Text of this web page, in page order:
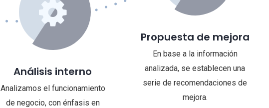
Análisis interno
Analizamos el funcionamiento
de negocio, con énfasis en
Propuesta de mejora
En base a la información
analizada, se establecen una
serie de recomendaciones de
mejora.